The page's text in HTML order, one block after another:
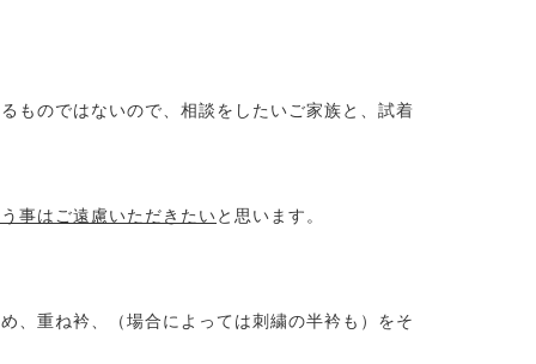
ものではないので、相談をしたいご家族と、試着
事はご遠慮いただきたいと思います。
、重ね衿、（場合によっては刺繍の半衿も）をそ